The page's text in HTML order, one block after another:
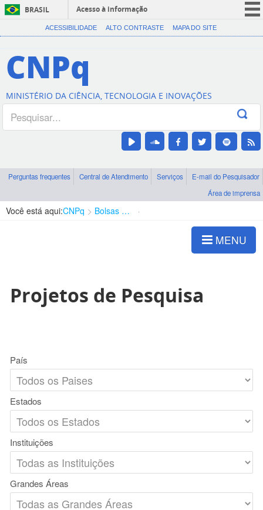
BRASIL
Acesso à informação
CORONAVÍRUS (COVID-19)
Canais
ACESSIBILIDADE ALTO CONTRASTE MAPA DO SITE
CNPq
MINISTÉRIO DA CIÊNCIA, TECNOLOGIA E INOVAÇÕES
Perguntas frequentes Central de Atendimento Serviços
E-mail do Pesquisador
Área de imprensa
Você está aqui:CNPq Bolsas e Auxílios Vigentes
MENU
Projetos de Pesquisa
País
Estados
Instituições
Grandes Áreas